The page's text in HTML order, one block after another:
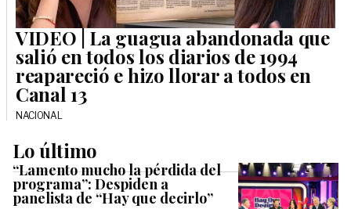
VIDEO | La guagua abandonada que
salió en todos los diarios de 1994
reapareció e hizo llorar a todos en
Canal 13
NACIONAL
Lo último
“Lamento mucho la pérdida del
programa”: Despiden a
panelista de “Hay que decirlo”